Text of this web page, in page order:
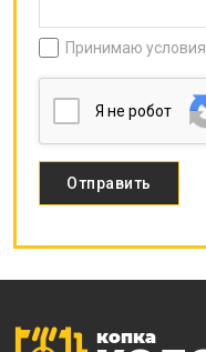
Принимаю условия
Я нe poбoт